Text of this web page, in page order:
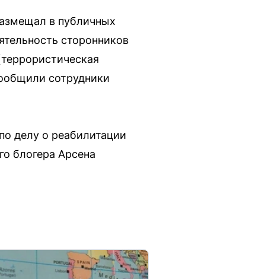
в публичных
сторонников
сотрудники
делу о реабилитации
блогера Арсена